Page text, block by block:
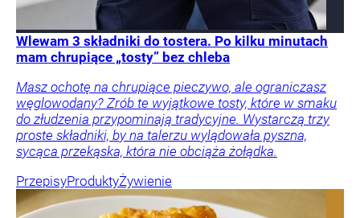
Wlewam 3 składniki do tostera. Po kilku minutach
mam chrupiące „tosty” bez chleba
Masz ochotę na chrupiące pieczywo, ale ograniczasz
węglowodany? Zrób te wyjątkowe tosty, które w smaku
do złudzenia przypominają tradycyjne. Wystarczą trzy
proste składniki, by na talerzu wylądowała pyszna,
sycąca przekąska, która nie obciąża żołądka.
PrzepisyProduktyŻywienie